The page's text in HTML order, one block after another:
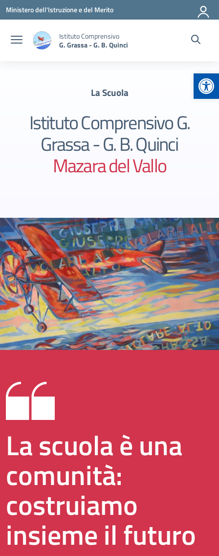
Vai ai contenuti
Vai al menu di navigazione
Vai al footer
Ministero dell'Istruzione e del Merito
Istituto Comprensivo
G. Grassa - G. B. Quinci
La Scuola
Istituto Comprensivo G.
Grassa - G. B. Quinci
Mazara del Vallo
La scuola è una
comunità:
costruiamo
insieme il futuro